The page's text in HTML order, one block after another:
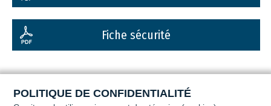
Fiche sécurité
POLITIQUE DE CONFIDENTIALITÉ